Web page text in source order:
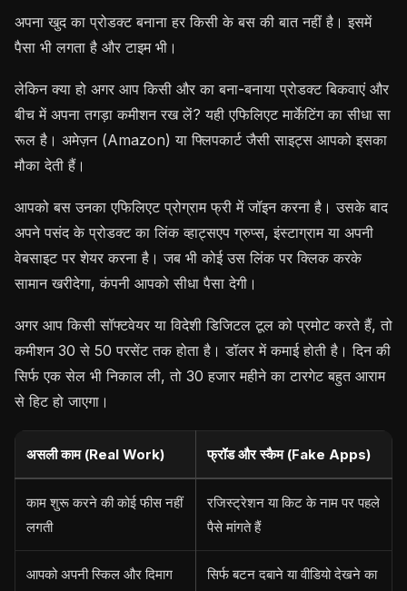
अपना खुद का प्रोडक्ट बनाना हर किसी के बस की बात नहीं है। इसमें
पैसा भी लगता है और टाइम भी।
लेकिन क्या हो अगर आप किसी और का बना-बनाया प्रोडक्ट बिकवाएं और
बीच में अपना तगड़ा कमीशन रख लें? यही एफिलिएट मार्केटिंग का सीधा सा
रूल है। अमेज़न (Amazon) या फ्लिपकार्ट जैसी साइट्स आपको इसका
मौका देती हैं।
आपको बस उनका एफिलिएट प्रोग्राम फ्री में जॉइन करना है। उसके बाद
अपने पसंद के प्रोडक्ट का लिंक व्हाट्सएप ग्रुप्स, इंस्टाग्राम या अपनी
वेबसाइट पर शेयर करना है। जब भी कोई उस लिंक पर क्लिक करके
सामान खरीदेगा, कंपनी आपको सीधा पैसा देगी।
अगर आप किसी सॉफ्टवेयर या विदेशी डिजिटल टूल को प्रमोट करते हैं, तो
कमीशन 30 से 50 परसेंट तक होता है। डॉलर में कमाई होती है। दिन की
सिर्फ एक सेल भी निकाल ली, तो 30 हजार महीने का टारगेट बहुत आराम
से हिट हो जाएगा।
असली काम (Real Work) फ्रॉड और स्कैम (Fake Apps)
काम शुरू करने की कोई फीस नहीं
लगती
रजिस्ट्रेशन या किट के नाम पर पहले
पैसे मांगते हैं
आपको अपनी स्किल और दिमाग
सिर्फ बटन दबाने या वीडियो देखने का